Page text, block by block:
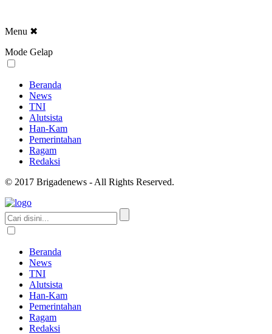
Menu ✖
Mode Gelap
Beranda
News
TNI
Alutsista
Han-Kam
Pemerintahan
Ragam
Redaksi
© 2017 Brigadenews - All Rights Reserved.
Beranda
News
TNI
Alutsista
Han-Kam
Pemerintahan
Ragam
Redaksi